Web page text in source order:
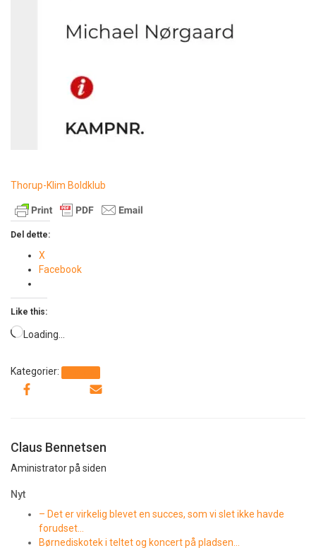
Thorup-Klim Boldklub
Del dette:
X
Facebook
Like this:
Loading…
Kategorier:
Claus Bennetsen
Aministrator på siden
Nyt
– Det er virkelig blevet en succes, som vi slet ikke havde
forudset…
Børnediskotek i teltet og koncert på pladsen…